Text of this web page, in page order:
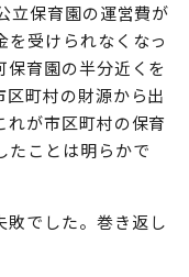
立保育園の運営費が
を受けられなくなっ
保育園の半分近くを
区町村の財源から出
れが市区町村の保育
たことは明らかで
敗でした。巻き返し